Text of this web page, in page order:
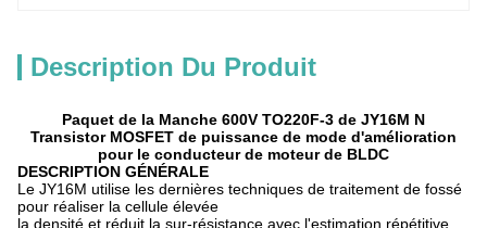
Description Du Produit
Paquet de la Manche 600V TO220F-3 de JY16M N
Transistor MOSFET de puissance de mode d'amélioration
pour le conducteur de moteur de BLDC
DESCRIPTION GÉNÉRALE
Le JY16M utilise les dernières techniques de traitement de fossé
pour réaliser la cellule élevée
la densité et réduit la sur-résistance avec l'estimation répétitive